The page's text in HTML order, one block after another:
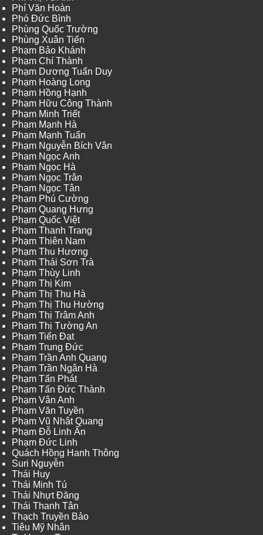
Phí Văn Hoàn
Phó Đức Bình
Phùng Quốc Trường
Phùng Xuân Tiến
Phạm Bảo Khánh
Phạm Chí Thành
Phạm Dương Tuấn Duy
Phạm Hoàng Long
Phạm Hồng Hạnh
Phạm Hữu Công Thành
Phạm Minh Triết
Phạm Mạnh Hà
Phạm Mạnh Tuấn
Phạm Nguyễn Bích Vân
Phạm Ngọc Anh
Phạm Ngọc Hà
Phạm Ngọc Trân
Phạm Ngọc Tân
Phạm Phú Cường
Phạm Quang Hưng
Phạm Quốc Việt
Phạm Thanh Trang
Phạm Thiên Nam
Phạm Thu Hương
Phạm Thái Sơn Trà
Phạm Thùy Linh
Phạm Thị Kim
Phạm Thị Thu Hà
Phạm Thị Thu Hường
Phạm Thị Trâm Anh
Phạm Thị Tường An
Phạm Tiến Đạt
Phạm Trung Đức
Phạm Trần Anh Quang
Phạm Trần Ngân Hà
Phạm Tấn Phát
Phạm Tấn Đức Thành
Phạm Vân Anh
Phạm Văn Tuyền
Phạm Vũ Nhật Quang
Phạm Đỗ Linh Ấn
Phạm Đức Linh
Quách Hồng Hanh Thông
Suri Nguyễn
Thái Huy
Thái Minh Tú
Thái Nhựt Đăng
Thái Thanh Tân
Thạch Truyền Bảo
Tiêu Mỹ Nhân